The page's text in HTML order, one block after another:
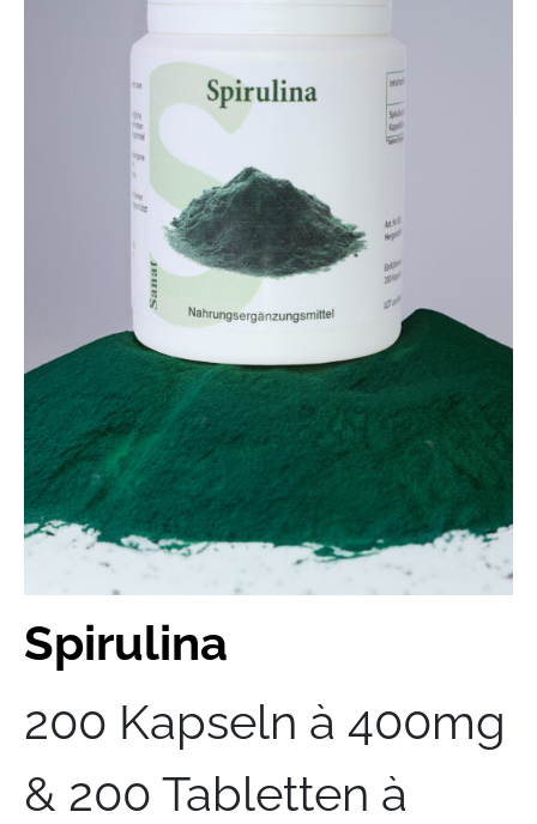
Spirulina
200 Kapseln à 400mg
& 200 Tabletten à